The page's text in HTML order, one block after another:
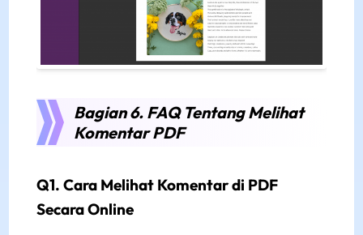
Bagian 6. FAQ Tentang Melihat
Komentar PDF
Q1. Cara Melihat Komentar di PDF
Secara Online